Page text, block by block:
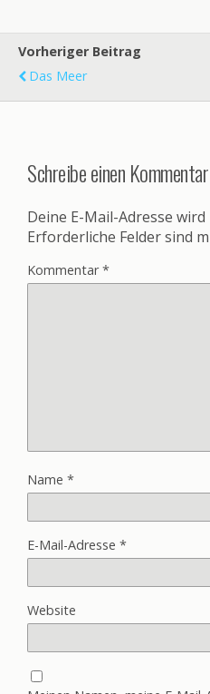
Vorheriger Beitrag
Das Meer
Schreibe einen Kommentar
Deine E-Mail-Adresse
Erforderliche Felder sind
Kommentar*
Name *
E-Mail-Adresse *
Website